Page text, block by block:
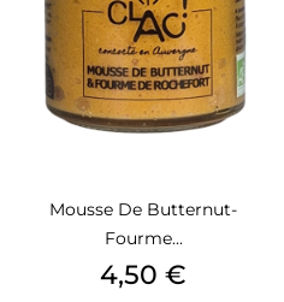
Mousse De Butternut-
Fourme...
Prix
4,50 €